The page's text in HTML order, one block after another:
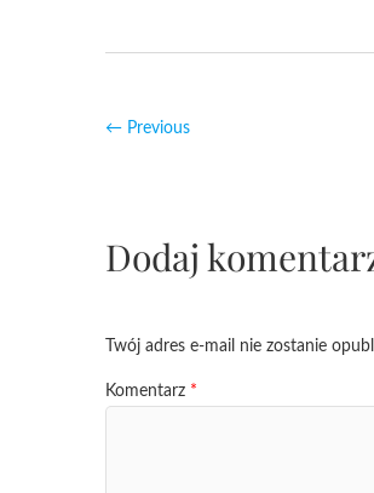
← Previous
Dodaj
Twój adres e-mail nie zostanie
Komentarz *